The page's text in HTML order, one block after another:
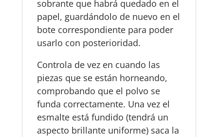
sobrante que habrá quedado en el
papel, guardándolo de nuevo en el
bote correspondiente para poder
usarlo con posterioridad.
Controla de vez en cuando las
piezas que se están horneando,
comprobando que el polvo se
funda correctamente. Una vez el
esmalte está fundido (tendrá un
aspecto brillante uniforme) saca la